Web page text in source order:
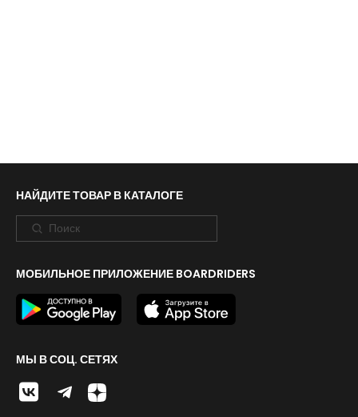
НАЙДИТЕ ТОВАР В КАТАЛОГЕ
МОБИЛЬНОЕ ПРИЛОЖЕНИЕ BOARDRIDERS
МЫ В СОЦ. СЕТЯХ